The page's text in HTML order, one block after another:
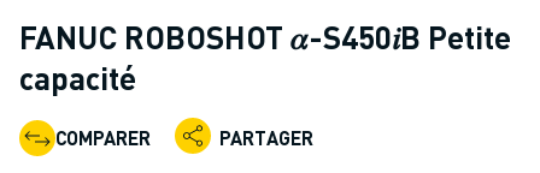
ROBOTS COLLABORATIFS
GAMME DE ROBOTS
ACCESSOIRES POUR ROBOTS
FANUC ROBOSHOT 𝛼-S450𝑖B Petite
capacité
COMPARER PARTAGER